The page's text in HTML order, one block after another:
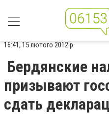
16:41, 15 лютого 2012 р.
Бердянские
призывают
сдать